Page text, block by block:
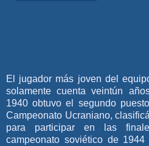
El jugador más joven del
solamente cuenta veintún
1940 obtuvo el segundo
Campeonato Ucraniano,
para participar en las
campeonato soviético de 1944